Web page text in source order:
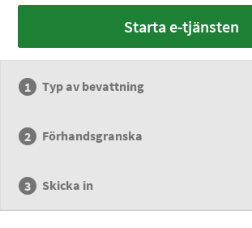
Starta e-tjänsten
Typ av bevattning
Förhandsgranska
Skicka in